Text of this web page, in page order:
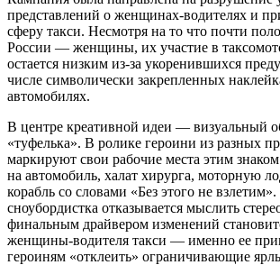
представлений о женщинах-водителях и
сферу такси. Несмотря на то что почти
России — женщины, их участие в
остается низким из-за укоренившихся
числе символически закрепленных
автомобилях.
В центре креативной идеи — визуальный
«туфелька». В ролике героини из разных
маркируют свои рабочие места этим
на автомобиль, халат хирурга, моторную
корабль со словами «Без этого не
сноубордистка отказывается мыслить
финальным драйвером изменений
женщины-водителя такси — именно ее
героиням «отклеить» ограничивающие